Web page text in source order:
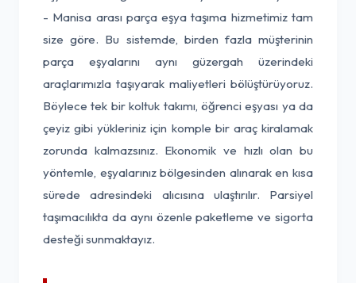
- Manisa arası parça eşya taşıma hizmetimiz tam
size göre. Bu sistemde, birden fazla müşterinin
parça eşyalarını aynı güzergah üzerindeki
araçlarımızla taşıyarak maliyetleri bölüştürüyoruz.
Böylece tek bir koltuk takımı, öğrenci eşyası ya da
çeyiz gibi yükleriniz için komple bir araç kiralamak
zorunda kalmazsınız. Ekonomik ve hızlı olan bu
yöntemle, eşyalarınız bölgesinden alınarak en kısa
sürede adresindeki alıcısına ulaştırılır. Parsiyel
taşımacılıkta da aynı özenle paketleme ve sigorta
desteği sunmaktayız.